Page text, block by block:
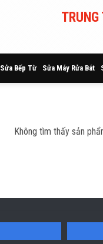
Sửa Bếp Từ Sửa Máy Rửa Bát
Không tìm thấy sản